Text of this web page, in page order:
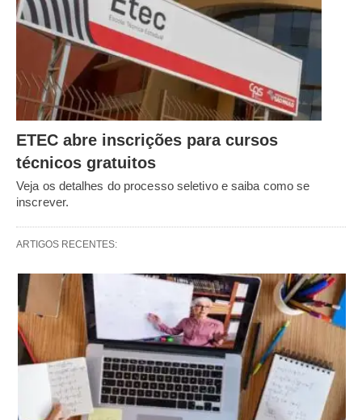
ETEC abre inscrições para cursos
técnicos gratuitos
Veja os detalhes do processo seletivo e saiba como se
inscrever.
ARTIGOS RECENTES: